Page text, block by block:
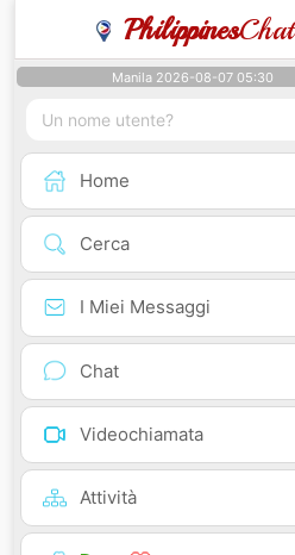
PhilippinesChat
Manila 2026-08-07 05:30
Home
Cerca
I Miei Messaggi
Chat
Videochiamata
Attività